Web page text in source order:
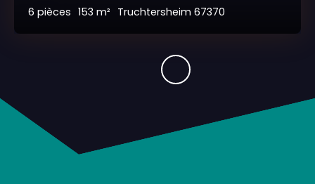
6 pièces 153 m² Truchtersheim 67370